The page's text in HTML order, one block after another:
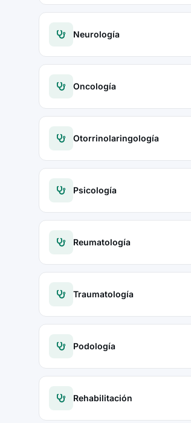
Neurología
Oncología
Otorrinolaringología
Psicología
Reumatología
Traumatología
Podología
Rehabilitación